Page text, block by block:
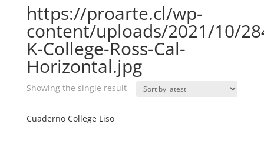
https://proarte.cl/wp-
content/uploads/2021/10/
K-College-Ross-Cal-
Horizontal.jpg
Showing the single result
Cuaderno College Liso